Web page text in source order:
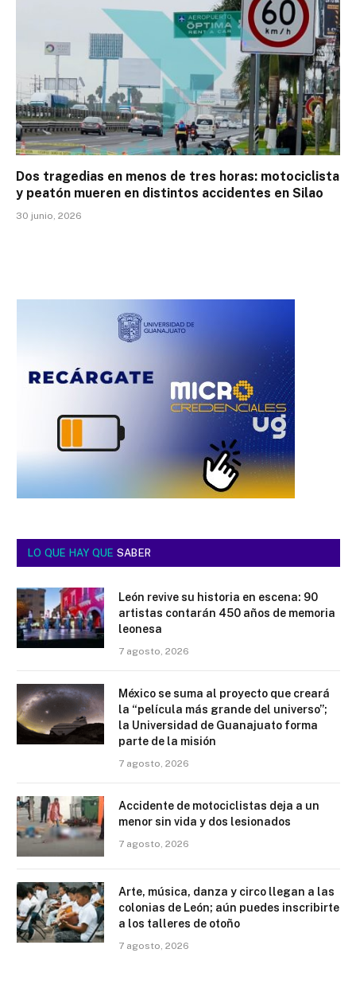
Dos tragedias en menos de tres horas: motociclista
y peatón mueren en distintos accidentes en Silao
30 junio, 2026
LO QUE HAY QUE SABER
León revive su historia en escena: 90
artistas contarán 450 años de memoria
leonesa
7 agosto, 2026
México se suma al proyecto que creará
la “película más grande del universo”;
la Universidad de Guanajuato forma
parte de la misión
7 agosto, 2026
Accidente de motociclistas deja a un
menor sin vida y dos lesionados
7 agosto, 2026
Arte, música, danza y circo llegan a las
colonias de León; aún puedes inscribirte
a los talleres de otoño
7 agosto, 2026